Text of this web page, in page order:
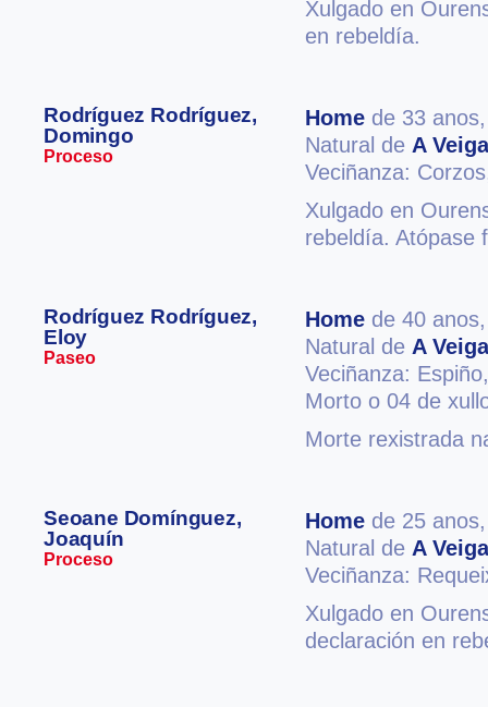
Xulgado en
en rebeldía.
Rodríguez Rodríguez,
Domingo
Proceso
Home de 33
Natural de A Veiga
Veciñanza:
Xulgado en
rebeldía. Atópase
Rodríguez Rodríguez,
Eloy
Paseo
Home de 40
Natural de A Veiga
Veciñanza:
Morto o 04 de
Morte rexistrada
Seoane Domínguez,
Joaquín
Proceso
Home de 25
Natural de A Veiga
Veciñanza:
Xulgado en
declaración en